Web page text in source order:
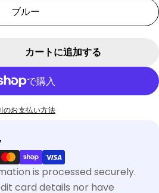
ョ
ン
売
り
切
て
る
か
販
ブルー
ュチェックプリント刺繍Tシ
3]メッシュチェックプリン
カートに追加する
のお支払い方法
is processed securely.
card details nor have